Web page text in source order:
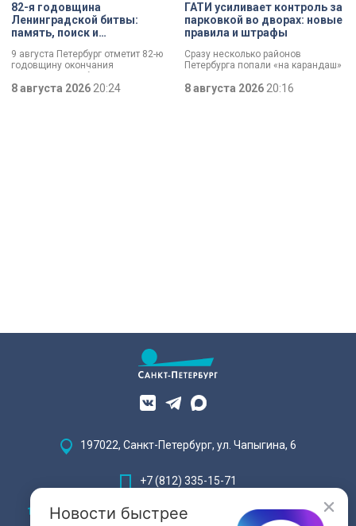
82-я годовщина
Ленинградской битвы:
память, поиск и
9 августа Петербург отметит 82-ю
годовщину окончания
воинской славы, который был
8 августа 202620:24
ГАТИ усиливает контроль за
парковкой во дворах: новые
правила и штрафы
Сразу несколько районов
Петербурга попали «на карандаш»
парковкой во дворах. За два
8 августа 202620:16
Новости быстрее
197022, Санкт-Петербург, ул. Чапыгина, 6
+7 (812) 335-15-71
Внимание! Отдельные видеоматериалы, размещенные на настоящем
сайте, могут содержать информацию, предназначенную для лиц,